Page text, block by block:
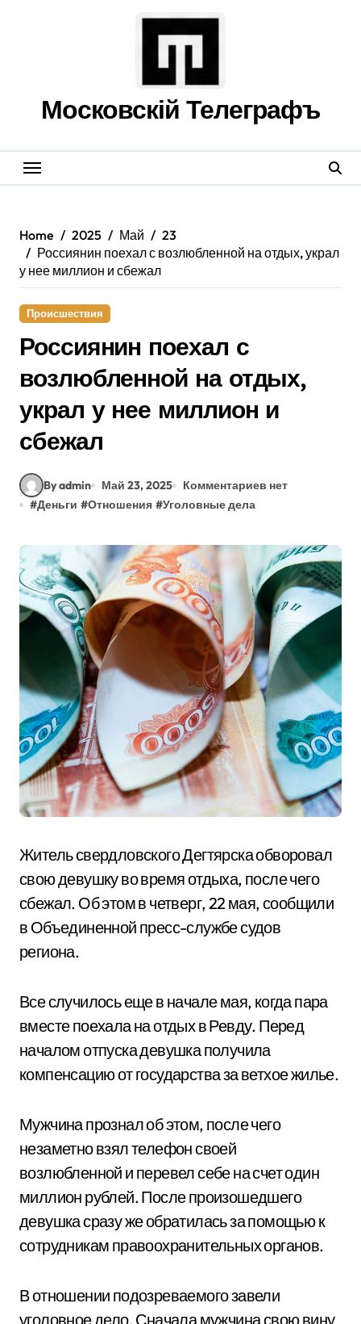
Московскій Телеграфъ
Home 2025 Май
23
Россиянин поехал с возлюбленной на отдых, украл
у нее миллион и сбежал
Происшествия
Россиянин поехал с
возлюбленной на отдых,
украл у нее миллион и
сбежал
By admin Май 23, 2025
Комментариев нет
#Деньги #Отношения #Уголовные дела
Житель свердловского Дегтярска обворовал
свою девушку во время отдыха, после чего
сбежал. Об этом в четверг, 22 мая, сообщили
в Объединенной пресс-службе судов
региона.
Все случилось еще в начале мая, когда пара
вместе поехала на отдых в Ревду. Перед
началом отпуска девушка получила
компенсацию от государства за ветхое жилье.
Мужчина прознал об этом, после чего
незаметно взял телефон своей
возлюбленной и перевел себе на счет один
миллион рублей. После произошедшего
девушка сразу же обратилась за помощью к
сотрудникам правоохранительных органов.
В отношении подозреваемого завели
уголовное дело. Сначала мужчина свою вину